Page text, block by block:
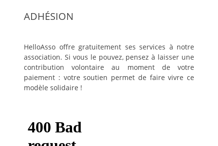
ADHÉSION
HelloAsso offre gratuitement ses services à notre
association. Si vous le pouvez, pensez à laisser une
contribution volontaire au moment de votre
paiement : votre soutien permet de faire vivre ce
modèle solidaire !